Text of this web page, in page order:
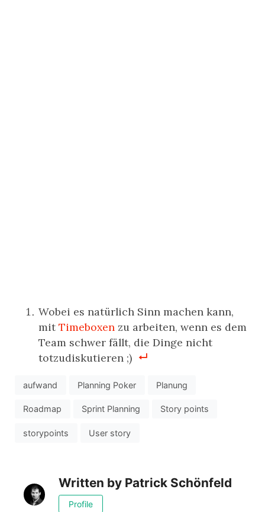
Wobei es natürlich Sinn machen kann,
mit Timeboxen zu arbeiten, wenn es dem
Team schwer fällt, die Dinge nicht
totzudiskutieren ;)
aufwand Planning Poker Planung
Roadmap Sprint Planning Story points
storypoints User story
Written by Patrick Schönfeld
Profile